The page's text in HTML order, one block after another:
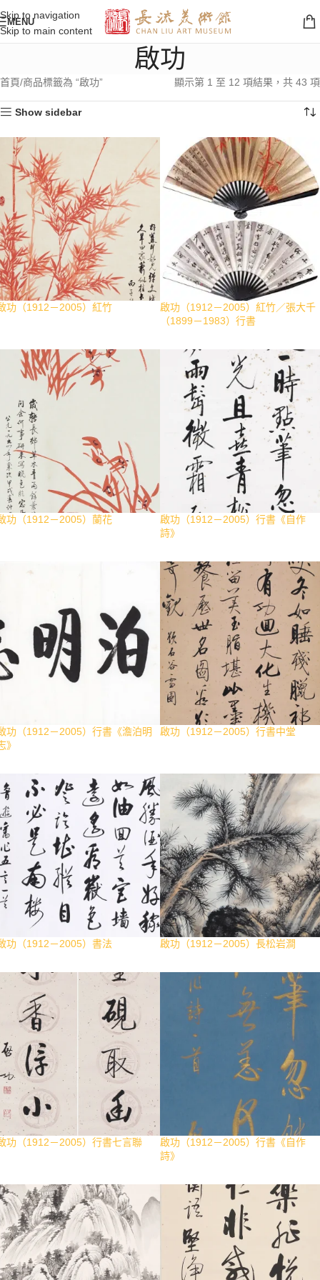
Skip to navigation
Skip to main content
MENU
啟功
首頁 商品標籤為 “啟功” 顯示第 1 至 12 項結果，共 43 項
Show sidebar
功（1912－2005）紅竹
啟功（1912－2005）紅竹／張大千
（1899－1983）行書
功（1912－2005）蘭花
啟功（1912－2005）行書《自作
詩》
功（1912－2005）行書《澹泊明
》
啟功（1912－2005）行書中堂
功（1912－2005）書法 啟功（1912－2005）長松岩澗
功（1912－2005）行書七言聯
啟功（1912－2005）行書《自作
詩》